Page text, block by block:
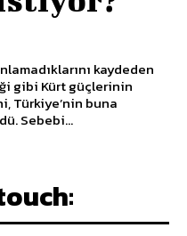
kaydeden
gibi Kürt güçlerinin
Türkiye’nin buna
Sebebi...